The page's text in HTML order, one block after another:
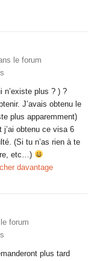
le forum
n’existe plus ? ) ?
J’avais obtenu le
plus apparemment)
j’ai obtenu ce visa 6
(Si tu n’as rien à te
etc…)
davantage
forum
plus tard